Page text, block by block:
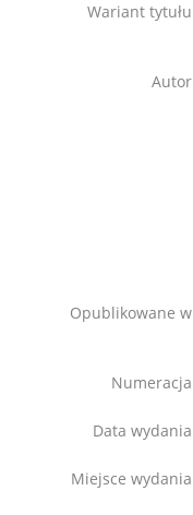
Wariant tytułu
Autor
Opublikowane w
Numeracja
Data wydania
Miejsce wydania